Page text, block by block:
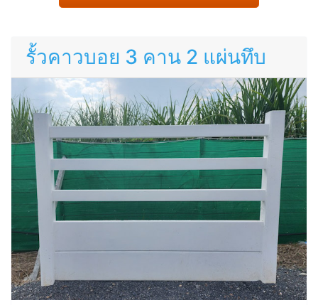
รั้วคาวบอย 3 คาน 2 แผ่นทึบ